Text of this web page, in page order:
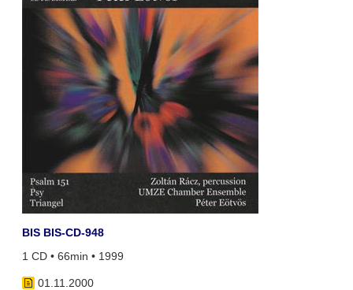
BIS BIS-CD-948
1 CD • 66min • 1999
01.11.2000